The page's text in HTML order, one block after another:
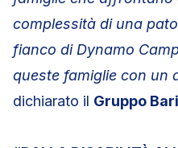
complessità di una
fianco di Dynamo
queste famiglie con un
dichiarato il Gruppo